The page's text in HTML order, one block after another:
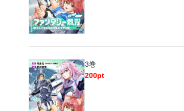
3巻
200pt